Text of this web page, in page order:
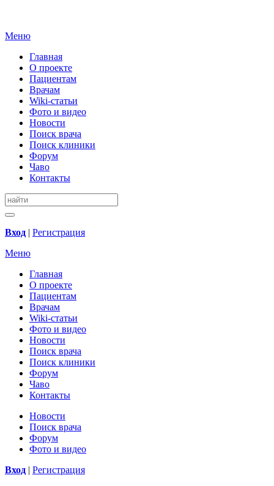
Меню
Главная
О проекте
Пациентам
Врачам
Wiki-статьи
Фото и видео
Новости
Поиск врача
Поиск клиники
Форум
Чаво
Контакты
Вход | Регистрация
Меню
Главная
О проекте
Пациентам
Врачам
Wiki-статьи
Фото и видео
Новости
Поиск врача
Поиск клиники
Форум
Чаво
Контакты
Новости
Поиск врача
Форум
Фото и видео
Вход | Регистрация